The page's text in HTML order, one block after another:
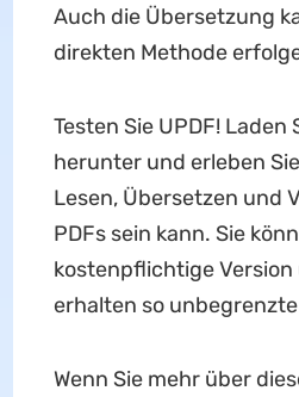
Auch die Übersetzung
direkten Methode
Testen Sie UPDF! Laden
herunter und erleben
Lesen, Übersetzen und
PDFs sein kann. Sie
kostenpflichtige
erhalten so
Wenn Sie mehr über